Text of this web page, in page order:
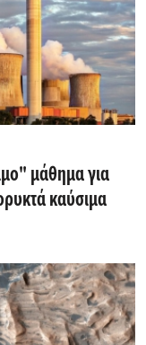
μάθημα για
καύσιμα